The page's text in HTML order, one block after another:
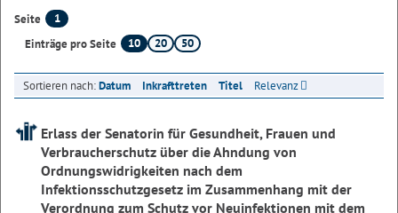
Seite
1
Einträge pro Seite
10 20 50
Sortieren nach:Datum Inkrafttreten Titel Relevanz
Erlass der Senatorin für Gesundheit, Frauen und
Verbraucherschutz über die Ahndung von
Ordnungswidrigkeiten nach dem
Infektionsschutzgesetz im Zusammenhang mit der
Verordnung zum Schutz vor Neuinfektionen mit dem